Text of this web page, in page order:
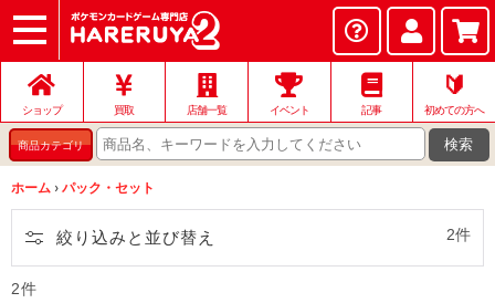
ショップ
店頭買取
ネット買取
店舗一覧
イベント
お問い合わせ
ショップ 買取 店舗一覧 イベント 記事
🔰
初めての方へ
商品カテゴリ 検索
ホーム › パック・セット
絞り込みと並び替え 2件
2件